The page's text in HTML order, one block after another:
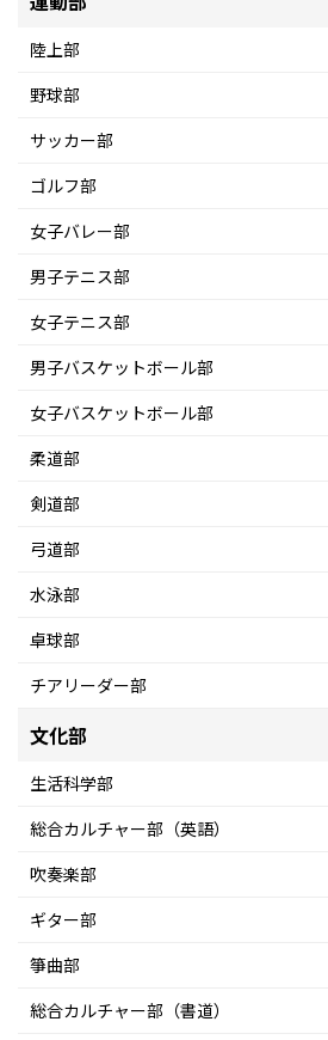
陸上部
野球部
サッカー部
ゴルフ部
女子バレー部
男子テニス部
女子テニス部
男子バスケットボール部
女子バスケットボール部
柔道部
剣道部
弓道部
水泳部
卓球部
チアリーダー部
文化部
生活科学部
総合カルチャー部（英語）
吹奏楽部
ギター部
箏曲部
総合カルチャー部（書道）